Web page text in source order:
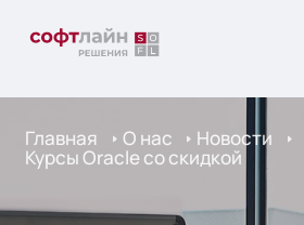
Главная О нас Новости
Курсы Oracle со скидкой